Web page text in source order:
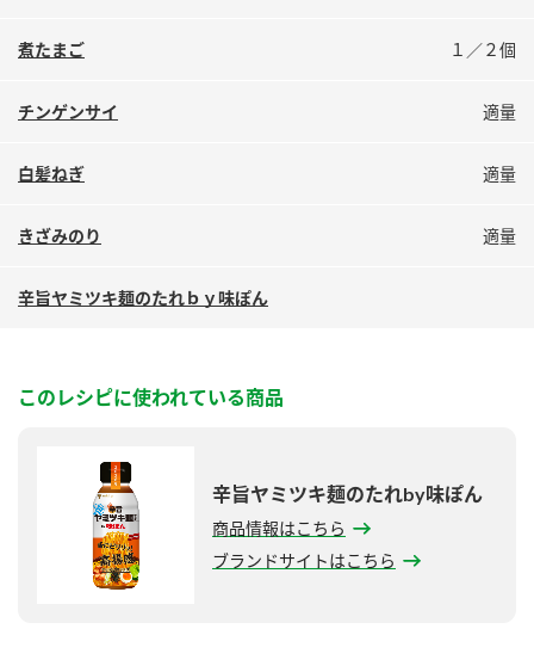
検索
業務用サイト 製造所固有記号一覧
煮たまご １／２個
チンゲンサイ 適量
白髪ねぎ 適量
きざみのり 適量
辛旨ヤミツキ麺のたれｂｙ味ぽん
このレシピに使われている商品
辛旨ヤミツキ麺のたれby味ぽん
商品情報はこちら
ブランドサイトはこちら